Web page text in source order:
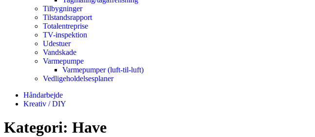
Tilbygninger
Tilstandsrapport
Totalentreprise
TV-inspektion
Udestuer
Vandskade
Varmepumpe
Varmepumper (luft-til-luft)
Vedligeholdelsesplaner
Håndarbejde
Kreativ / DIY
Kategori: Have